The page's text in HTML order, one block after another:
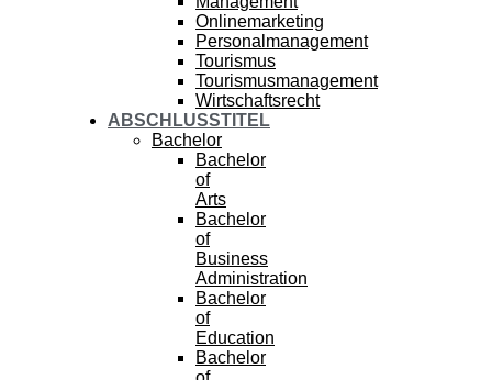
Onlinemarketing
Personalmanagement
Tourismus
Tourismusmanagement
Wirtschaftsrecht
ABSCHLUSSTITEL
Bachelor
Bachelor
of
Arts
Bachelor
of
Business
Administration
Bachelor
of
Education
Bachelor